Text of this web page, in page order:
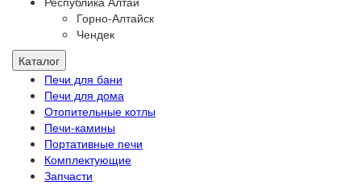
Горно-Алтайск
Чендек
Каталог
Печи для бани
Печи для дома
Отопительные котлы
Печи-камины
Портативные печи
Комплектующие
Запчасти